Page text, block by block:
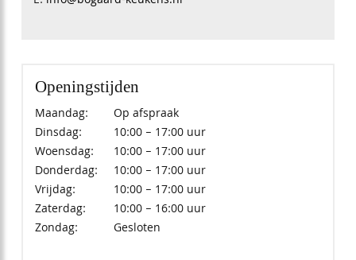
Openingstijden
Maandag:
Op afspraak
Dinsdag:
10:00 – 17:00 uur
Woensdag:
10:00 – 17:00 uur
Donderdag:
10:00 – 17:00 uur
Vrijdag:
10:00 – 17:00 uur
Zaterdag:
10:00 – 16:00 uur
Zondag:
Gesloten